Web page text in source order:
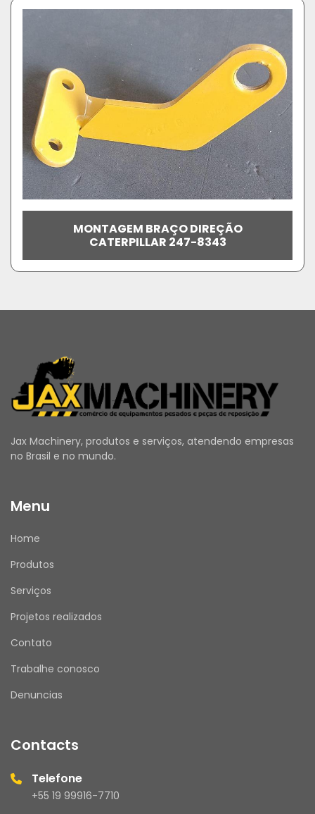
MONTAGEM BRAÇO DIREÇÃO
CATERPILLAR 247-8343
Jax Machinery, produtos e serviços, atendendo empresas
no Brasil e no mundo.
Menu
Home
Produtos
Serviços
Projetos realizados
Contato
Trabalhe conosco
Denuncias
Contacts
Telefone
+55 19 99916-7710